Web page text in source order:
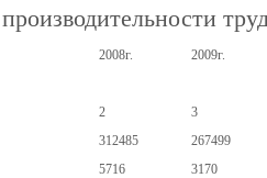
2008г. 2009г.
2
3
312485
267499
5716
3170